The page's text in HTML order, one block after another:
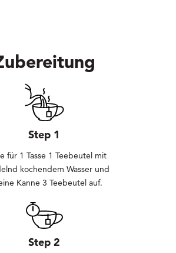
Step 1
für 1 Tasse 1 Teebeutel mit
kochendem Wasser und
Kanne 3 Teebeutel auf.
Step 2